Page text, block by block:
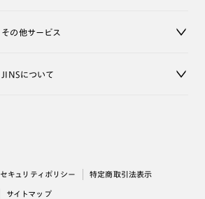
その他サービス
JINSについて
セキュリティポリシー 特定商取引法表示
サイトマップ